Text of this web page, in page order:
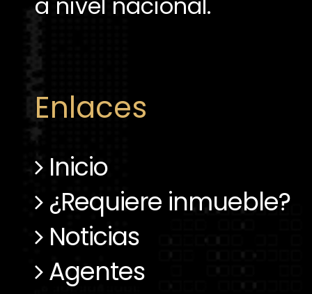
Enlaces
Inicio
¿Requiere inmueble?
Noticias
Agentes